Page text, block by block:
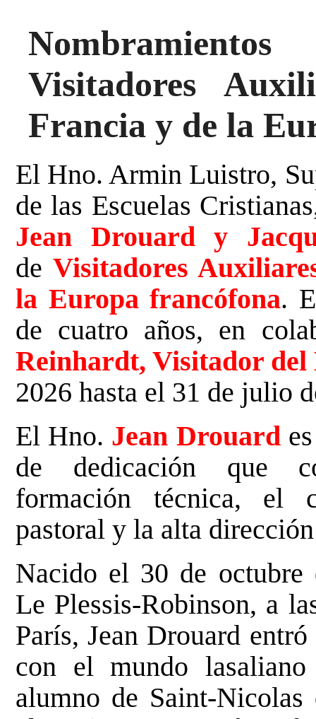
Visitadores
Francia y de la
El Hno. Armin Luistro,
de las Escuelas
Jean Drouard y
de Visitadores
la Europa francófona.
de cuatro años, en
Reinhardt, Visitador
2026 hasta el 31 de julio
El Hno. Jean Drouardes
de dedicación que
formación técnica, el
pastoral y la alta
Nacido el 30 de octubre
Le Plessis-Robinson, a
París, Jean Drouard
con el mundo
alumno de Saint-Nicolas